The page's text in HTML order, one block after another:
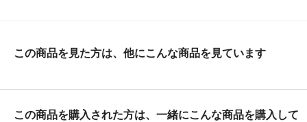
この商品を見た方は、他にこんな商品を見ています
この商品を購入された方は、一緒にこんな商品を購入して